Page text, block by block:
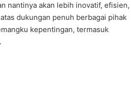
nantinya akan lebih inovatif, efisien,
dukungan penuh berbagai pihak
kepentingan, termasuk